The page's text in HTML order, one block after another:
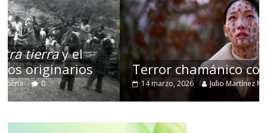
Terror chamánico coreano
14 marzo, 2026 Julio Martínez Molina 0